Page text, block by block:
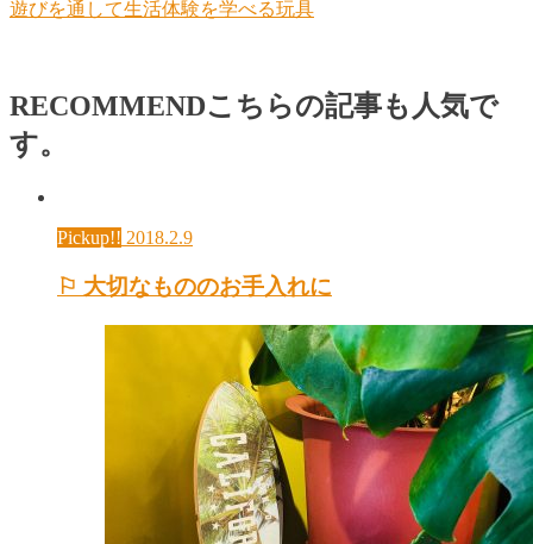
遊びを通して生活体験を学べる玩具
RECOMMENDこちらの記事も人気で
す。
Pickup!! 2018.2.9
⚐ 大切なもののお手入れに